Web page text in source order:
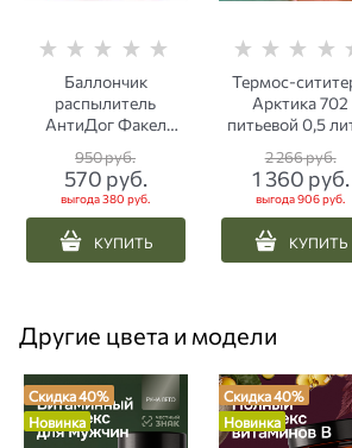
Баллончик
распылитель
АнтиДог Факел
крышкой Flip-Top
для самообороны 65
мл
950 руб.
570 руб.
выгода380 руб.
КУПИТЬ
Термос-
Арктика 702
питьевой 0,5
2 266 руб.
1 360 руб.
выгода906 руб.
КУПИТЬ
Другие цвета и модели
Скидка 40%
Новинка
Скидка 40%
Новинка